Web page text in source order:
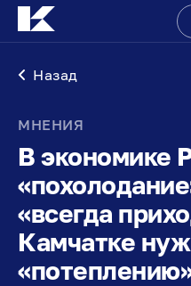
Назад
МНЕНИЯ
В экономике
«всегда
Камчатке